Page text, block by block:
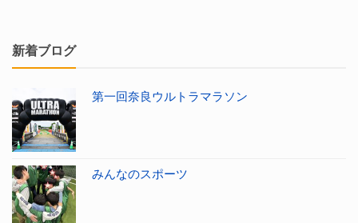
新着ブログ
第一回奈良ウルトラマラソン
みんなのスポーツ